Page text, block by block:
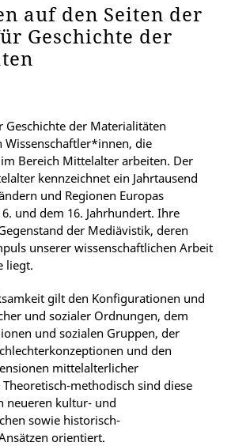
auf den Seiten der
Geschichte der
Geschichte der Materialitäten
Wissenschaftler*innen, die
Bereich Mittelalter arbeiten. Der
kennzeichnet ein Jahrtausend
und Regionen Europas
und dem 16. Jahrhundert. Ihre
der Mediävistik, deren
unserer wissenschaftlichen Arbeit
liegt.
gilt den Konfigurationen und
und sozialer Ordnungen, dem
und sozialen Gruppen, der
und den
mittelalterlicher
methodisch sind diese
neueren kultur- und
sowie historisch-
orientiert.